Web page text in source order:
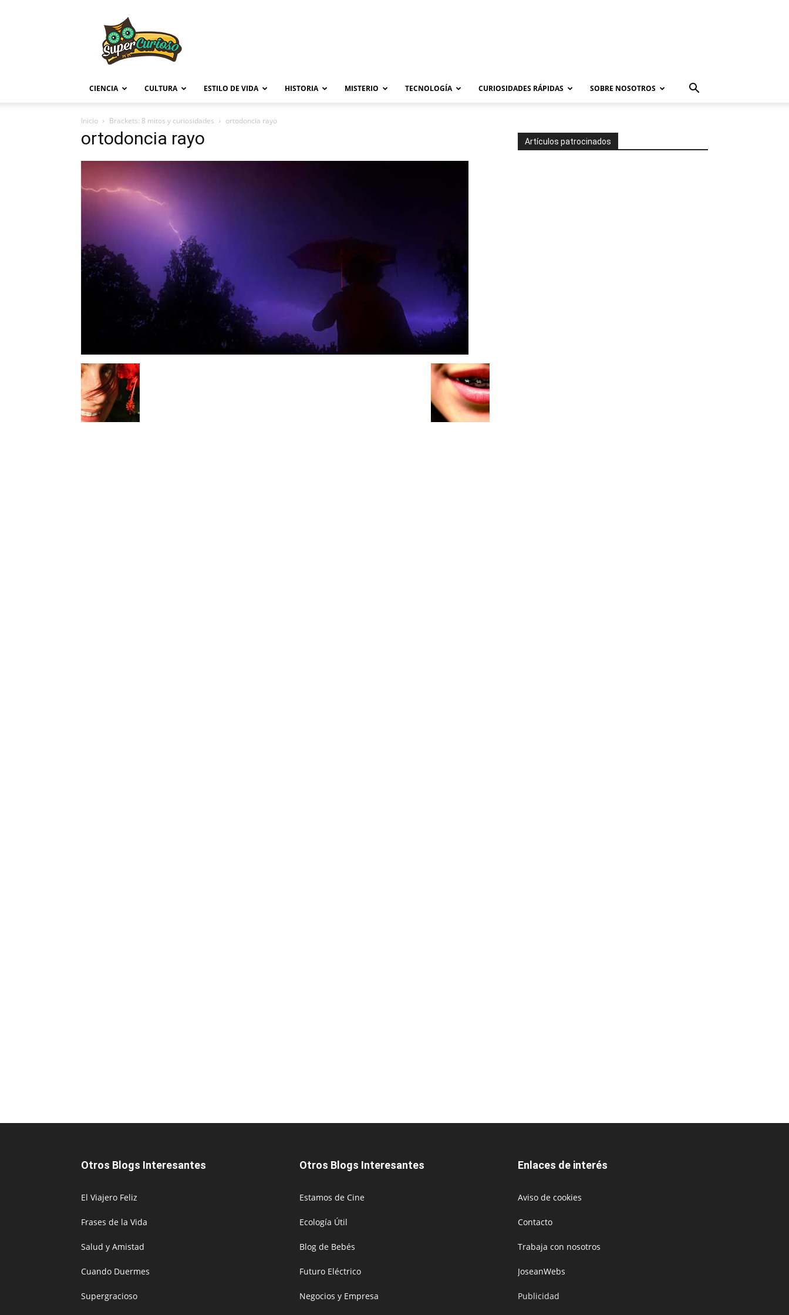
CIENCIA CULTURA ESTILO DE VIDA HISTORIA MISTERIO TECNOLOGÍA CURIOSIDADES RÁPIDAS SOBRE NOSOTROS
Inicio Brackets: 8 mitos y curiosidades ortodoncia rayo
ortodoncia rayo Artículos patrocinados
Otros Blogs Interesantes
El Viajero Feliz
Frases de la Vida
Salud y Amistad
Cuando Duermes
Supergracioso
Otros Blogs Interesantes
Estamos de Cine
Ecología Útil
Blog de Bebés
Futuro Eléctrico
Negocios y Empresa
Enlaces de interés
Aviso de cookies
Contacto
Trabaja con nosotros
JoseanWebs
Publicidad